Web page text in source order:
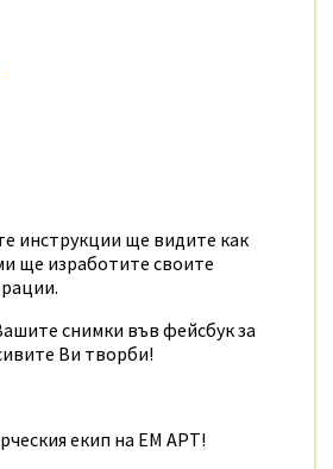
инструкции ще видите как
ще изработите своите
снимки във фейсбук за
Ви творби!
екип на ЕМ АРТ!